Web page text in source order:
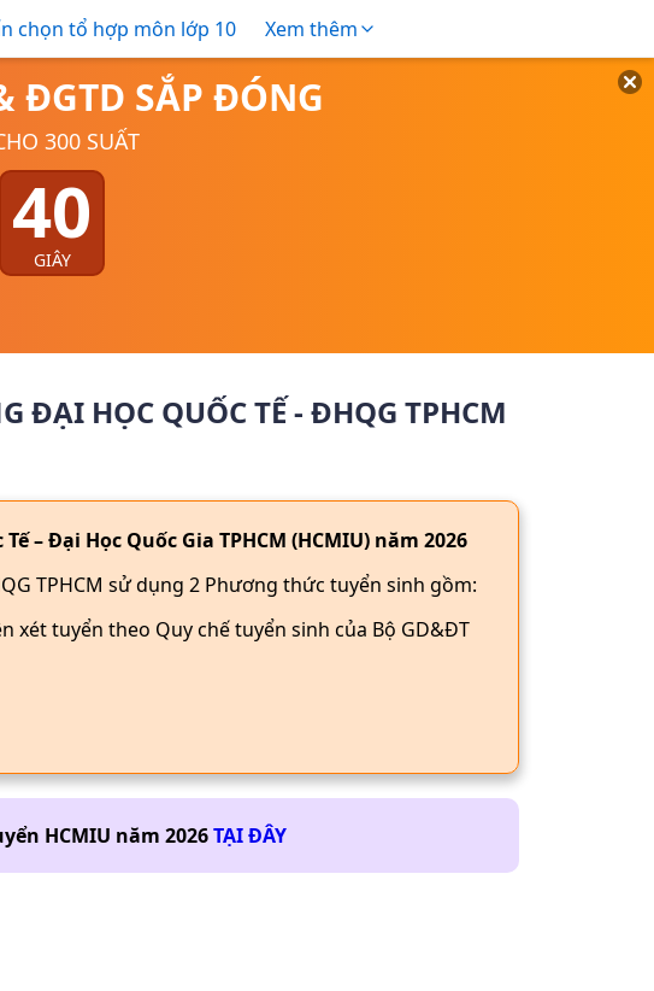
chọn tổ hợp môn lớp 10 Xem thêm
ĐGTD SẮP ĐÓNG
300 SUẤT
39
GIÂY
ĐẠI HỌC QUỐC TẾ - ĐHQG TPHCM
– Đại Học Quốc Gia TPHCM (HCMIU) năm 2026
TPHCM sử dụng 2 Phương thức tuyển sinh gồm:
xét tuyển theo Quy chế tuyển sinh của Bộ GD&ĐT
HCMIU năm 2026TẠI ĐÂY